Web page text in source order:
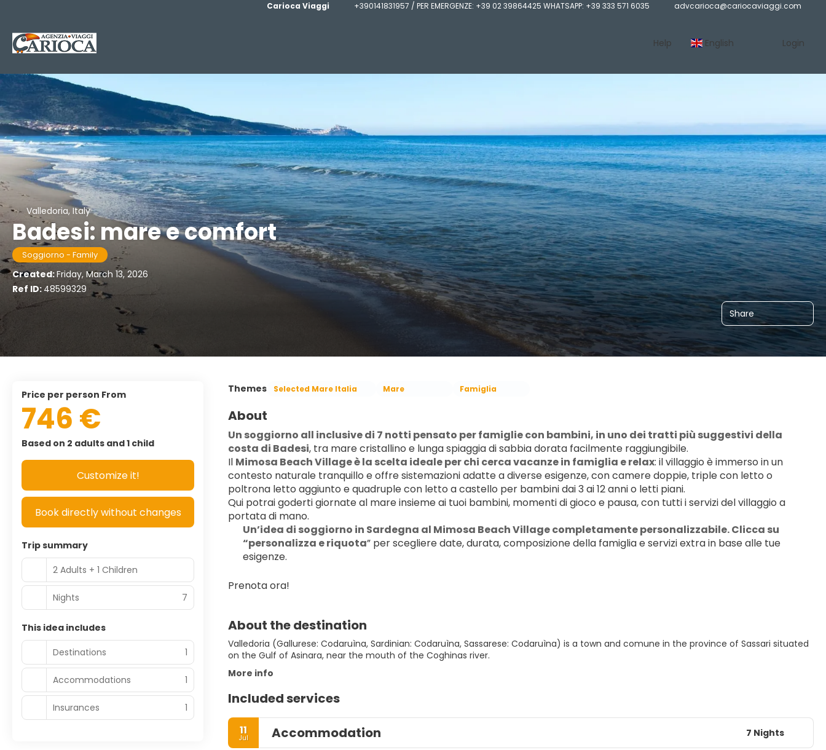
Carioca Viaggi +390141831957 / PER EMERGENZE: +39 02 39864425 WHATSAPP: +39 333 571 6035 advcarioca@cariocaviaggi.com
Help English Login
Valledoria, Italy
Badesi: mare e comfort
Soggiorno - Family
Created:Friday, March 13, 2026
Ref ID: 48599329
Share
Themes Selected Mare Italia Mare Famiglia
About
Un soggiorno all inclusive di 7 notti pensato per famiglie con bambini, in uno dei tratti più suggestivi della
costa di Badesi, tra mare cristallino e lunga spiaggia di sabbia dorata facilmente raggiungibile.
Il Mimosa Beach Village è la scelta ideale per chi cerca vacanze in famiglia e relax: il villaggio è immerso in un
contesto naturale tranquillo e offre sistemazioni adatte a diverse esigenze, con camere doppie, triple con letto o
poltrona letto aggiunto e quadruple con letto a castello per bambini dai 3 ai 12 anni o letti piani.
Qui potrai goderti giornate al mare insieme ai tuoi bambini, momenti di gioco e pausa, con tutti i servizi del villaggio a
portata di mano.
Un’idea di soggiorno in Sardegna al Mimosa Beach Village completamente personalizzabile. Clicca su
“personalizza e riquota” per scegliere date, durata, composizione della famiglia e servizi extra in base alle tue
esigenze.
Prenota ora!
About the destination
Valledoria (Gallurese: Codaruìna, Sardinian: Codaruìna, Sassarese: Codaruìna) is a town and comune in the province of Sassari situated
on the Gulf of Asinara, near the mouth of the Coghinas river.
More info
Included services
11
Jul Accommodation 7 Nights
price per person From
746 €
Based on 2 adults and 1 child
Customize it!
Book directly without changes
Trip summary
2 Adults + 1 Children
Nights 7
This idea includes
Destinations
1
Accommodations 1
Insurances 1